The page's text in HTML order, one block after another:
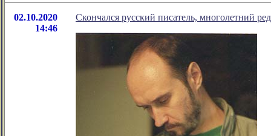
02.10.2020
14:46
Скончался русский писатель, многолетний